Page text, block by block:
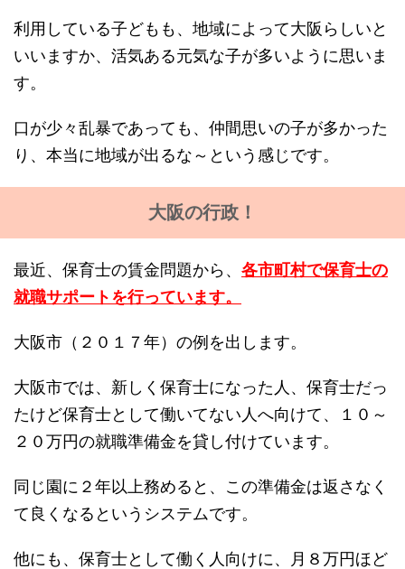
利用している子どもも、地域によって大阪らしいと
いいますか、活気ある元気な子が多いように思いま
す。
口が少々乱暴であっても、仲間思いの子が多かった
り、本当に地域が出るな～という感じです。
大阪の行政！
最近、保育士の賃金問題から、 各市町村で保育士の
就職サポートを行っています。
大阪市（２０１７年）の例を出します。
大阪市では、新しく保育士になった人、保育士だっ
たけど保育士として働いてない人へ向けて、１０～
２０万円の就職準備金を貸し付けています。
同じ園に２年以上務めると、この準備金は返さなく
て良くなるというシステムです。
他にも、保育士として働く人向けに、月８万円ほど